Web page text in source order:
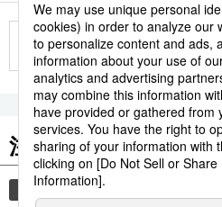
もっと見る
注目のキーワード
共同通信ニュース